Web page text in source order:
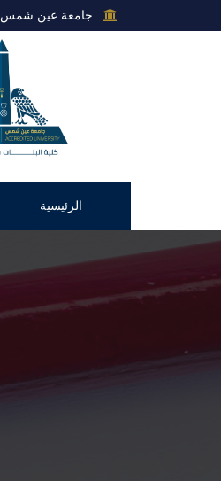
جامعة عين شمس
الرئيسية